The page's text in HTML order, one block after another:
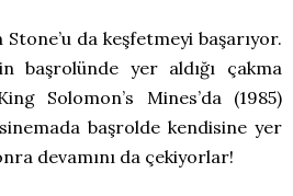
da keşfetmeyi başarıyor.
başrolünde yer aldığı çakma
Solomon’s Mines’da (1985)
başrolde kendisine yer
devamını da çekiyorlar!